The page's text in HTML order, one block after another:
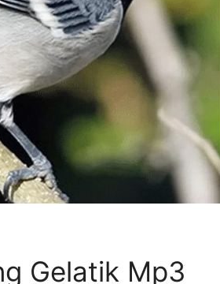
Gelatik Mp3